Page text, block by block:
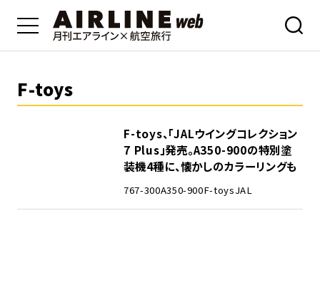
F-toys
F-toys、「JALウイングコレクション
7 Plus」発売。A350-900の特別塗
装機4種に、懐かしのカラーリングも
767-300A350-900F-toysJAL